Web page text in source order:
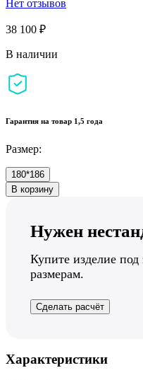
Нет отзывов
38 100 ₽
В наличии
Гарантия на товар 1,5 года
Размер:
180*186
В корзину
Нужен
Купите изделие
размерам.
Сделать расчёт
Характеристики